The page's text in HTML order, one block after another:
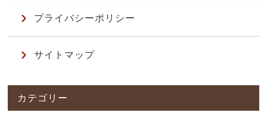
プライバシーポリシー
サイトマップ